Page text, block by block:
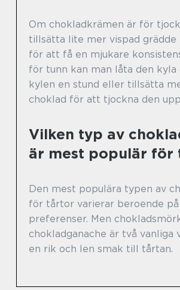
Om chokladkrämen är för
tillsätta lite mer vispad grädde
för att få en mjukare
för tunn kan man låta den kyla
kylen en stund eller tillsätta
choklad för att tjockna den
Vilken typ av
är mest populär för
Den mest populära typen av
för tårtor varierar beroende på
preferenser. Men
chokladganache är två vanliga
en rik och len smak till tårtan.